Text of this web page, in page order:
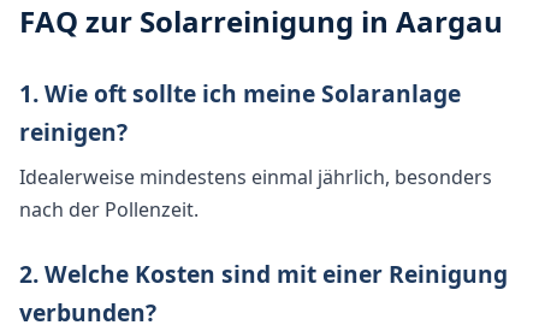
FAQ zur Solarreinigung in Aargau
1. Wie oft sollte ich meine Solaranlage
reinigen?
Idealerweise mindestens einmal jährlich, besonders
nach der Pollenzeit.
2. Welche Kosten sind mit einer Reinigung
verbunden?